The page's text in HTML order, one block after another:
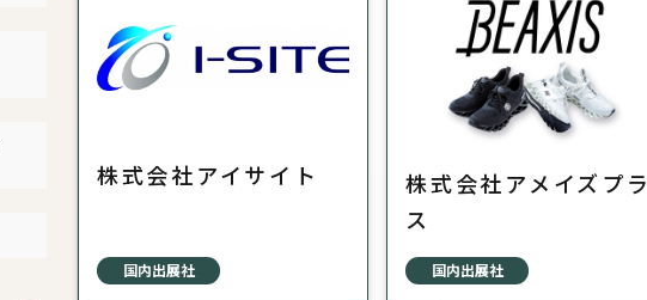
株式会社アイサイト
国内出展社
株式会社アメイズプラ
ス
国内出展社